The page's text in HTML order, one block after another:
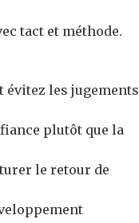
tact et méthode.
évitez les jugements
plutôt que la
le retour de